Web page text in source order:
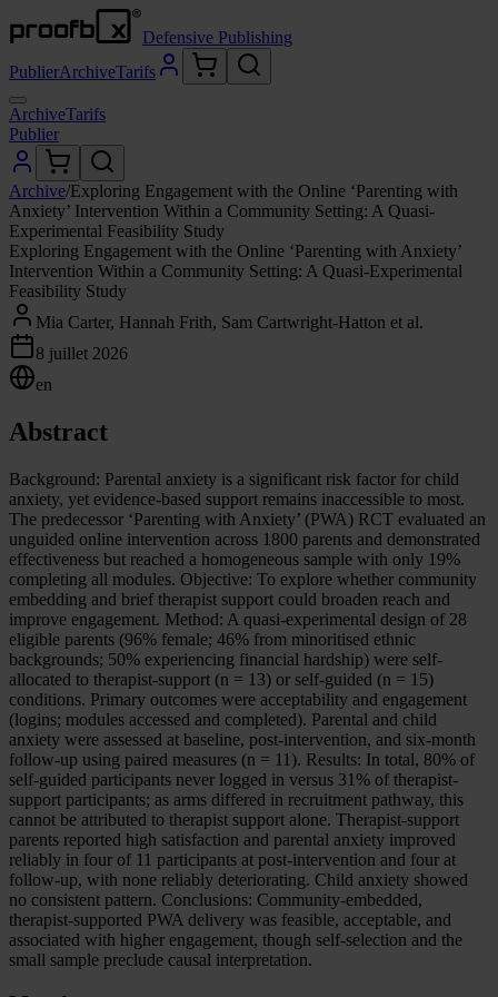
Defensive Publishing
PublierArchiveTarifs
ArchiveTarifs
Publier
Archive/Exploring Engagement with the Online ‘Parenting with
Anxiety’ Intervention Within a Community Setting: A Quasi-
Experimental Feasibility Study
Exploring Engagement with the Online ‘Parenting with Anxiety’
Intervention Within a Community Setting: A Quasi-Experimental
Feasibility Study
Mia Carter, Hannah Frith, Sam Cartwright-Hatton et al.
8 juillet 2026
en
Abstract
Background: Parental anxiety is a significant risk factor for child
anxiety, yet evidence-based support remains inaccessible to most.
The predecessor ‘Parenting with Anxiety’ (PWA) RCT evaluated an
unguided online intervention across 1800 parents and demonstrated
effectiveness but reached a homogeneous sample with only 19%
completing all modules. Objective: To explore whether community
embedding and brief therapist support could broaden reach and
improve engagement. Method: A quasi-experimental design of 28
eligible parents (96% female; 46% from minoritised ethnic
backgrounds; 50% experiencing financial hardship) were self-
allocated to therapist-support (n = 13) or self-guided (n = 15)
conditions. Primary outcomes were acceptability and engagement
(logins; modules accessed and completed). Parental and child
anxiety were assessed at baseline, post-intervention, and six-month
follow-up using paired measures (n = 11). Results: In total, 80% of
self-guided participants never logged in versus 31% of therapist-
support participants; as arms differed in recruitment pathway, this
cannot be attributed to therapist support alone. Therapist-support
parents reported high satisfaction and parental anxiety improved
reliably in four of 11 participants at post-intervention and four at
follow-up, with none reliably deteriorating. Child anxiety showed
no consistent pattern. Conclusions: Community-embedded,
therapist-supported PWA delivery was feasible, acceptable, and
associated with higher engagement, though self-selection and the
small sample preclude causal interpretation.